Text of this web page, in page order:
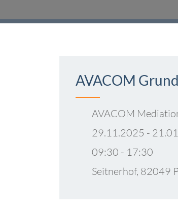
AVACOM
AVACOM
29.11.2025 -
09:30 - 17:30
Seitnerhof, 82049